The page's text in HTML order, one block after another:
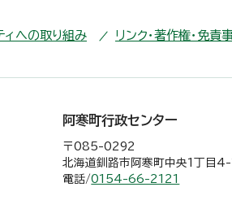
ィへの取り組み リンク・著作権・免責
阿寒町行政センター
〒085-0292
北海道釧路市阿寒町中央1丁目4-
電話/0154-66-2121